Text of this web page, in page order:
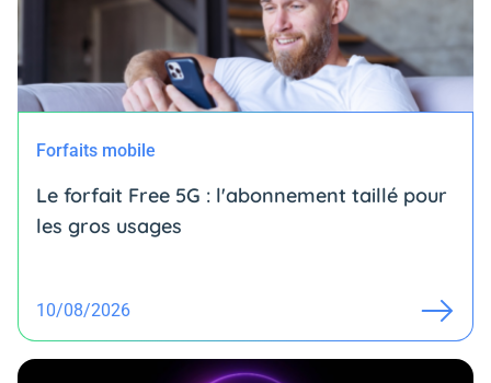
Forfaits mobile
Le forfait Free 5G : l'abonnement taillé pour
les gros usages
10/08/2026